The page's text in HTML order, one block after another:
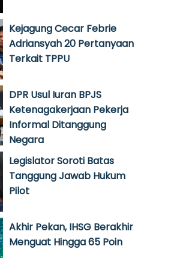
Kejagung Cecar Febrie
Adriansyah 20 Pertanyaan
Terkait TPPU
DPR Usul Iuran BPJS
Ketenagakerjaan Pekerja
Informal Ditanggung
Negara
Legislator Soroti Batas
Tanggung Jawab Hukum
Pilot
Akhir Pekan, IHSG Berakhir
Menguat Hingga 65 Poin